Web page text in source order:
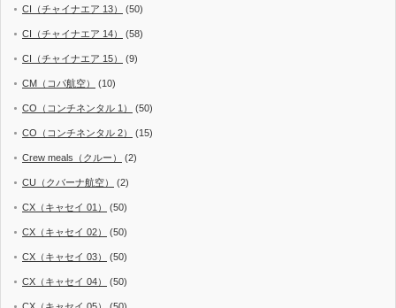
CI（チャイナエア 13） (50)
CI（チャイナエア 14） (58)
CI（チャイナエア 15） (9)
CM（コパ航空） (10)
CO（コンチネンタル 1） (50)
CO（コンチネンタル 2） (15)
Crew meals（クルー） (2)
CU（クバーナ航空） (2)
CX（キャセイ 01） (50)
CX（キャセイ 02） (50)
CX（キャセイ 03） (50)
CX（キャセイ 04） (50)